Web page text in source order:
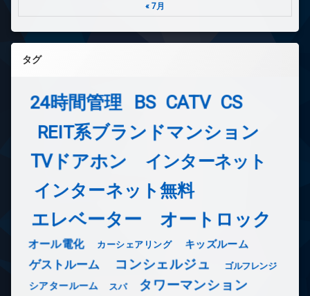
« 7月
タグ
24時間管理 BS CATV CS
REIT系ブランドマンション
TVドアホン インターネット
インターネット無料
エレベーター オートロック
オール電化 カーシェアリング キッズルーム
ゲストルーム コンシェルジュ ゴルフレンジ
シアタールーム スパ タワーマンション